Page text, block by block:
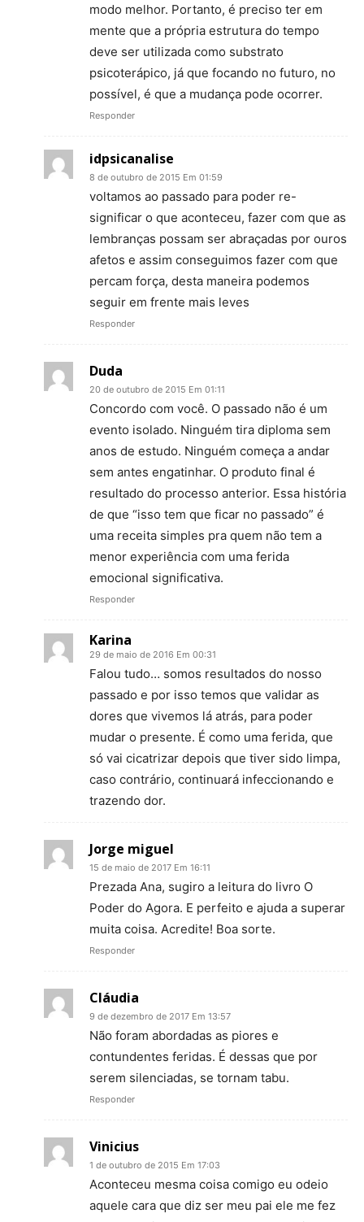
modo melhor. Portanto, é preciso ter em
mente que a própria estrutura do tempo
deve ser utilizada como substrato
psicoterápico, já que focando no futuro, no
possível, é que a mudança pode ocorrer.
Responder
idpsicanalise
8 de outubro de 2015 Em 01:59
voltamos ao passado para poder re-
significar o que aconteceu, fazer com que as
lembranças possam ser abraçadas por ouros
afetos e assim conseguimos fazer com que
percam força, desta maneira podemos
seguir em frente mais leves
Responder
Duda
20 de outubro de 2015 Em 01:11
Concordo com você. O passado não é um
evento isolado. Ninguém tira diploma sem
anos de estudo. Ninguém começa a andar
sem antes engatinhar. O produto final é
resultado do processo anterior. Essa história
de que “isso tem que ficar no passado” é
uma receita simples pra quem não tem a
menor experiência com uma ferida
emocional significativa.
Responder
Karina
29 de maio de 2016 Em 00:31
Falou tudo… somos resultados do nosso
passado e por isso temos que validar as
dores que vivemos lá atrás, para poder
mudar o presente. É como uma ferida, que
só vai cicatrizar depois que tiver sido limpa,
caso contrário, continuará infeccionando e
trazendo dor.
Jorge miguel
15 de maio de 2017 Em 16:11
Prezada Ana, sugiro a leitura do livro O
Poder do Agora. E perfeito e ajuda a superar
muita coisa. Acredite! Boa sorte.
Responder
Cláudia
9 de dezembro de 2017 Em 13:57
Não foram abordadas as piores e
contundentes feridas. É dessas que por
serem silenciadas, se tornam tabu.
Responder
Vinicius
1 de outubro de 2015 Em 17:03
Aconteceu mesma coisa comigo eu odeio
aquele cara que diz ser meu pai ele me fez